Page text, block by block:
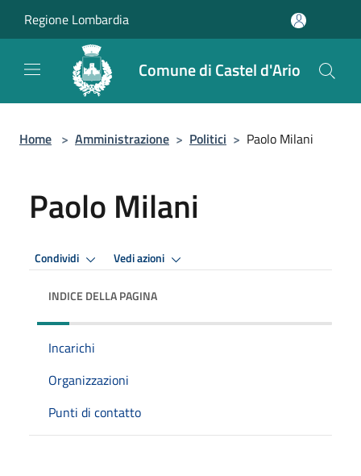
Regione Lombardia
Comune di Castel d'Ario
Home > Amministrazione > Politici > Paolo Milani
Paolo Milani
Condividi Vedi azioni
INDICE DELLA PAGINA
Incarichi
Organizzazioni
Punti di contatto